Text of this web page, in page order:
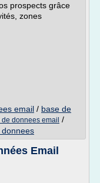
prospects grâce
zones
email / base de
donnees email /
Email